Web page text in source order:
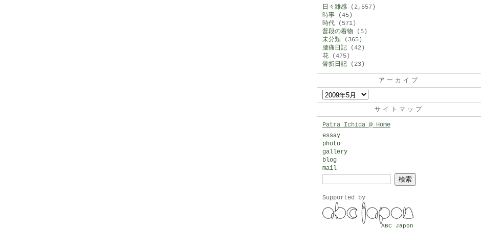
日々雑感 (2,557)
時事 (45)
時代 (571)
普段の着物 (5)
未分類 (365)
腰痛日記 (42)
花 (475)
骨折日記 (23)
アーカイブ
イ
サイトマップ
Patra Ichida @ Home
essay
photo
gallery
blog
mail
Supported by
ABC Japon